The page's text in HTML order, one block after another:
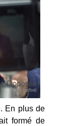
En plus de
formé de